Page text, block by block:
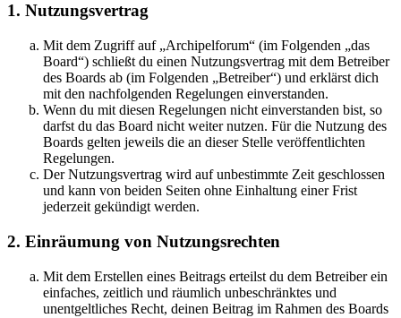
1. Nutzungsvertrag
Mit dem Zugriff auf „Archipelforum“ (im Folgenden „das
Board“) schließt du einen Nutzungsvertrag mit dem Betreiber
des Boards ab (im Folgenden „Betreiber“) und erklärst dich
mit den nachfolgenden Regelungen einverstanden.
Wenn du mit diesen Regelungen nicht einverstanden bist, so
darfst du das Board nicht weiter nutzen. Für die Nutzung des
Boards gelten jeweils die an dieser Stelle veröffentlichten
Regelungen.
Der Nutzungsvertrag wird auf unbestimmte Zeit geschlossen
und kann von beiden Seiten ohne Einhaltung einer Frist
jederzeit gekündigt werden.
2. Einräumung von Nutzungsrechten
Mit dem Erstellen eines Beitrags erteilst du dem Betreiber ein
einfaches, zeitlich und räumlich unbeschränktes und
unentgeltliches Recht, deinen Beitrag im Rahmen des Boards